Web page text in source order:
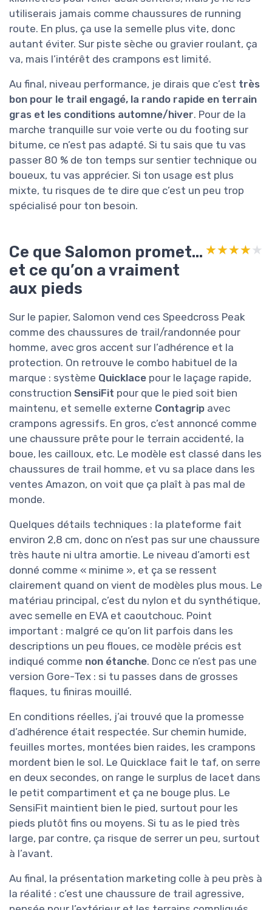
utiliserais jamais comme chaussures de running
route. En plus, ça use la semelle plus vite, donc
autant éviter. Sur piste sèche ou gravier roulant, ça
va, mais l’intérêt des crampons est limité.
Au final, niveau performance, je dirais que c’est très
bon pour le trail engagé, la rando rapide en terrain
gras et les conditions automne/hiver. Pour de la
marche tranquille sur voie verte ou du footing sur
bitume, ce n’est pas adapté. Si tu sais que tu vas
passer 80 % de ton temps sur sentier technique ou
boueux, tu vas apprécier. Si ton usage est plus
mixte, tu risques de te dire que c’est un peu trop
spécialisé pour ton besoin.
Ce que Salomon promet…
et ce qu’on a vraiment
aux pieds
★★★★★
★★★★★
Sur le papier, Salomon vend ces Speedcross Peak
comme des chaussures de trail/randonnée pour
homme, avec gros accent sur l’adhérence et la
protection. On retrouve le combo habituel de la
marque : système Quicklace pour le laçage rapide,
construction SensiFit pour que le pied soit bien
maintenu, et semelle externe Contagrip avec
crampons agressifs. En gros, c’est annoncé comme
une chaussure prête pour le terrain accidenté, la
boue, les cailloux, etc. Le modèle est classé dans les
chaussures de trail homme, et vu sa place dans les
ventes Amazon, on voit que ça plaît à pas mal de
monde.
Quelques détails techniques : la plateforme fait
environ 2,8 cm, donc on n’est pas sur une chaussure
très haute ni ultra amortie. Le niveau d’amorti est
donné comme « minime », et ça se ressent
clairement quand on vient de modèles plus mous. Le
matériau principal, c’est du nylon et du synthétique,
avec semelle en EVA et caoutchouc. Point
important : malgré ce qu’on lit parfois dans les
descriptions un peu floues, ce modèle précis est
indiqué comme non étanche. Donc ce n’est pas une
version Gore-Tex : si tu passes dans de grosses
flaques, tu finiras mouillé.
En conditions réelles, j’ai trouvé que la promesse
d’adhérence était respectée. Sur chemin humide,
feuilles mortes, montées bien raides, les crampons
mordent bien le sol. Le Quicklace fait le taf, on serre
en deux secondes, on range le surplus de lacet dans
le petit compartiment et ça ne bouge plus. Le
SensiFit maintient bien le pied, surtout pour les
pieds plutôt fins ou moyens. Si tu as le pied très
large, par contre, ça risque de serrer un peu, surtout
à l’avant.
Au final, la présentation marketing colle à peu près à
la réalité : c’est une chaussure de trail agressive,